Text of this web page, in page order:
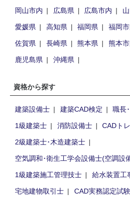
岡山市内
広島県 広島市内
愛媛県
高知県 福岡県 福岡
佐賀県
長崎県 熊本県 熊本
鹿児島県
沖縄県
資格から探す
建築設備士 建築CAD検定
職長
1級建築士
消防設備士
CADト
2級建築士･木造建築士
空気調和･衛生工学会設備士(空調設
1級建築施工管理技士
給水装置工
宅地建物取引士
CAD実務認定試験